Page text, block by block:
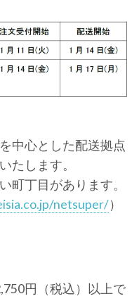
中心とした配送拠点
たします。
町丁目があります。
netsuper/）
円（税込）以上で